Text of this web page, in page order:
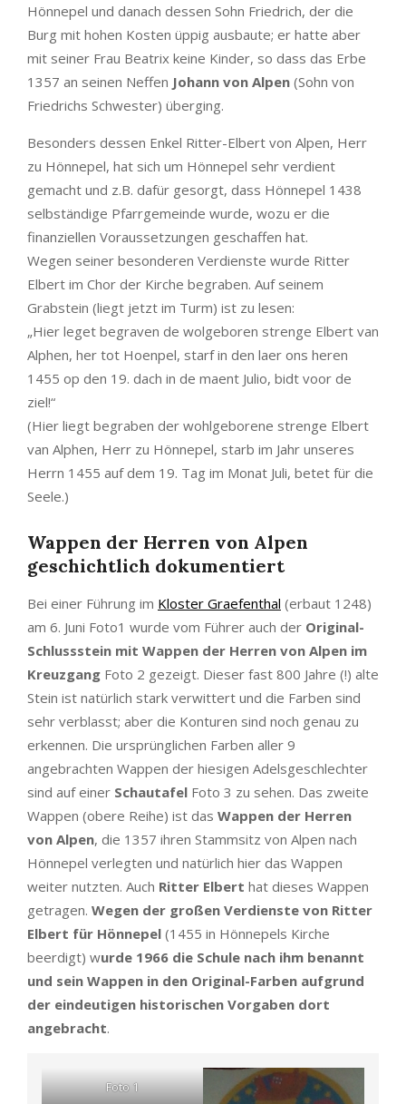
Hönnepel und danach dessen Sohn Friedrich, der die
Burg mit hohen Kosten üppig ausbaute; er hatte aber
mit seiner Frau Beatrix keine Kinder, so dass das Erbe
1357 an seinen Neffen Johann von Alpen (Sohn von
Friedrichs Schwester) überging.
Besonders dessen Enkel Ritter-Elbert von Alpen, Herr
zu Hönnepel, hat sich um Hönnepel sehr verdient
gemacht und z.B. dafür gesorgt, dass Hönnepel 1438
selbständige Pfarrgemeinde wurde, wozu er die
finanziellen Voraussetzungen geschaffen hat.
Wegen seiner besonderen Verdienste wurde Ritter
Elbert im Chor der Kirche begraben. Auf seinem
Grabstein (liegt jetzt im Turm) ist zu lesen:
„Hier leget begraven de wolgeboren strenge Elbert van
Alphen, her tot Hoenpel, starf in den laer ons heren
1455 op den 19. dach in de maent Julio, bidt voor de
ziel!“
(Hier liegt begraben der wohlgeborene strenge Elbert
van Alphen, Herr zu Hönnepel, starb im Jahr unseres
Herrn 1455 auf dem 19. Tag im Monat Juli, betet für die
Seele.)
Wappen der Herren von Alpen
geschichtlich dokumentiert
Bei einer Führung im Kloster Graefenthal (erbaut 1248)
am 6. Juni Foto1 wurde vom Führer auch der Original-
Schlussstein mit Wappen der Herren von Alpen im
Kreuzgang Foto 2 gezeigt. Dieser fast 800 Jahre (!) alte
Stein ist natürlich stark verwittert und die Farben sind
sehr verblasst; aber die Konturen sind noch genau zu
erkennen. Die ursprünglichen Farben aller 9
angebrachten Wappen der hiesigen Adelsgeschlechter
sind auf einer Schautafel Foto 3 zu sehen. Das zweite
Wappen (obere Reihe) ist das Wappen der Herren
von Alpen, die 1357 ihren Stammsitz von Alpen nach
Hönnepel verlegten und natürlich hier das Wappen
weiter nutzten. Auch Ritter Elbert hat dieses Wappen
getragen. Wegen der großen Verdienste von Ritter
Elbert für Hönnepel (1455 in Hönnepels Kirche
beerdigt) wurde 1966 die Schule nach ihm benannt
und sein Wappen in den Original-Farben aufgrund
der eindeutigen historischen Vorgaben dort
angebracht.
Foto 1